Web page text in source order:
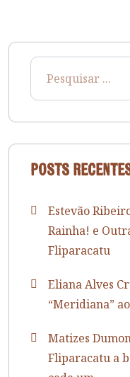
Posts
Estevão
Rainha! e
Fliparacatu
Eliana Alves
“Meridiana”
Matizes
Fliparacatu a